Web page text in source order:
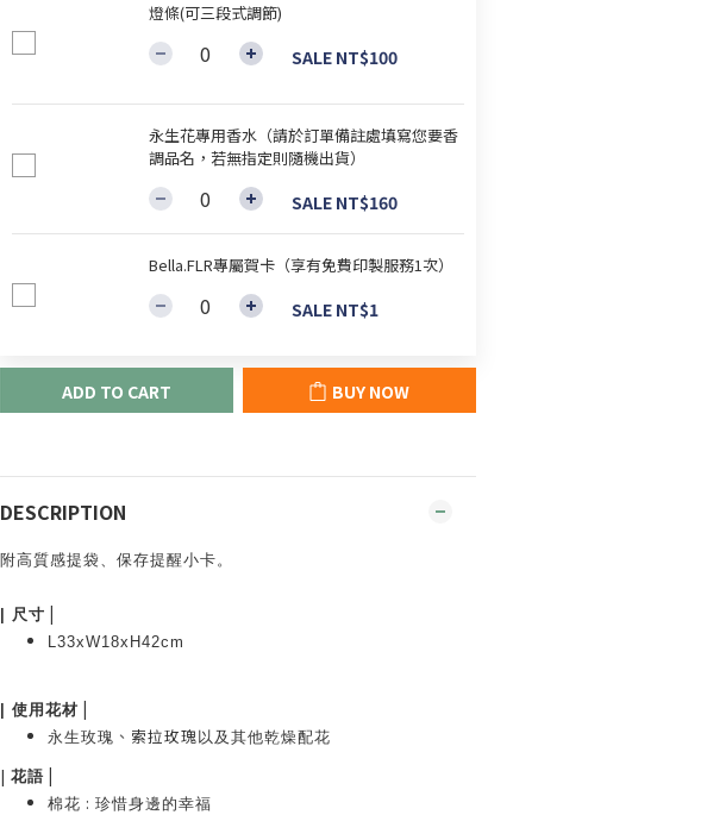
燈條(可三段式調節)
SALE NT$100
永生花專用香水（請於訂單備註處填寫您要香
調品名，若無指定則隨機出貨）
SALE NT$160
Bella.FLR專屬賀卡（享有免費印製服務1次）
SALE NT$1
ADD TO CART BUY NOW
DESCRIPTION
附高質感提袋、保存提醒小卡。
尺寸 |
L33xW18xH42cm
使用花材 |
永生玫瑰 、 索拉玫瑰 以及其他乾燥配花
| 花語|
棉花 : 珍惜身邊的幸福